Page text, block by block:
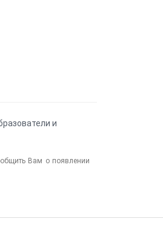
и
Вам о появлении